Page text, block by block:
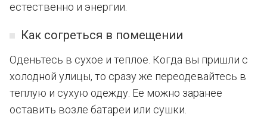
естественно и энергии.
Как согреться в помещении
Оденьтесь в сухое и теплое. Когда вы пришли с
холодной улицы, то сразу же переодевайтесь в
теплую и сухую одежду. Ее можно заранее
оставить возле батареи или сушки.